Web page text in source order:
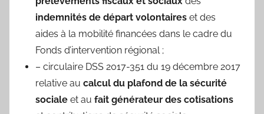
indemnités de départ volontaires et des
aides à la mobilité financées dans le cadre du
Fonds d’intervention régional ;
– circulaire DSS 2017-351 du 19 décembre 2017
relative au calcul du plafond de la sécurité
sociale et au fait générateur des cotisations